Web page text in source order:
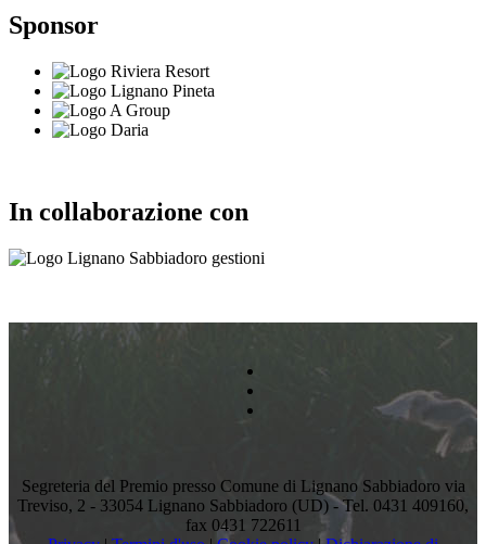
Sponsor
In collaborazione con
Segreteria del Premio presso Comune di Lignano Sabbiadoro via
Treviso, 2 - 33054 Lignano Sabbiadoro (UD) - Tel. 0431 409160,
fax 0431 722611